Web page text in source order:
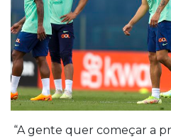
“A gente quer começar a